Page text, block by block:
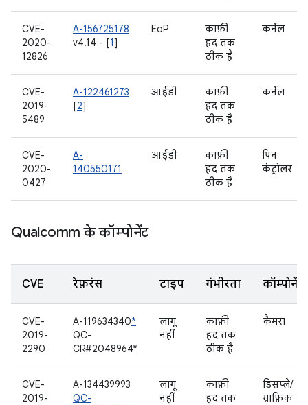
CVE-
2020-
12826
A-156725178
v4.14 - [1]
EoP
काफ़ी
हद तक
ठीक है
कर्नेल
CVE-
2019-
5489
A-122461273
[2]
आईडी
काफ़ी
हद तक
ठीक है
कर्नेल
CVE-
2020-
0427
A-
140550171
आईडी
काफ़ी
हद तक
ठीक है
पिन
कंट्रोलर
Qualcomm के कॉम्पोनेंट
CVE रेफ़रंस टाइप गंभीरता कॉम्पोनेंट
CVE-
2019-
2290
A-119634340*
QC-
CR#2048964*
लागू
नहीं
काफ़ी
हद तक
ठीक है
कैमरा
CVE-
2019-
A-134439993
QC-
लागू
नहीं
काफ़ी
हद तक
डिसप्ले/
ग्राफ़िक